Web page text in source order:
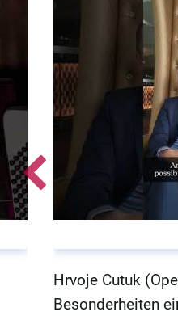
Hrvoje Cutuk
Besonderheiten